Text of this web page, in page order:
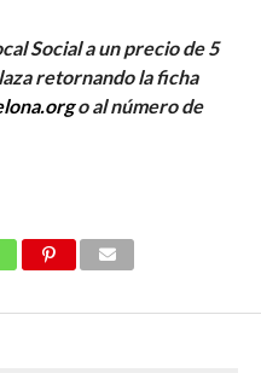
Social a un precio de 5
retornando la ficha
o al número de